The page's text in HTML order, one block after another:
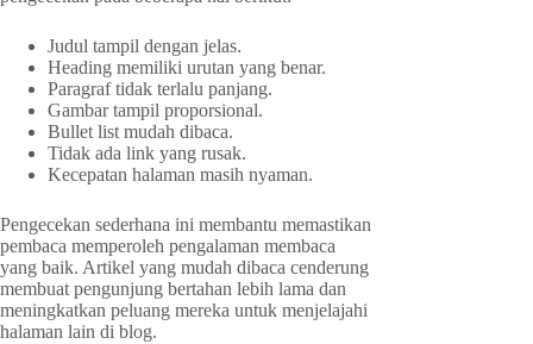
Judul tampil dengan jelas.
Heading memiliki urutan yang benar.
Paragraf tidak terlalu panjang.
Gambar tampil proporsional.
Bullet list mudah dibaca.
Tidak ada link yang rusak.
Kecepatan halaman masih nyaman.
Pengecekan sederhana ini membantu memastikan
pembaca memperoleh pengalaman membaca
yang baik. Artikel yang mudah dibaca cenderung
membuat pengunjung bertahan lebih lama dan
meningkatkan peluang mereka untuk menjelajahi
halaman lain di blog.